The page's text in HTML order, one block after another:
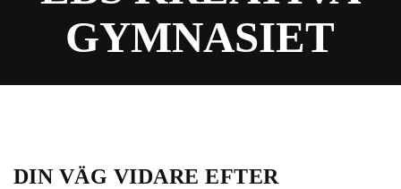
GYMNASIET
DIN VÄG VIDARE EFTER